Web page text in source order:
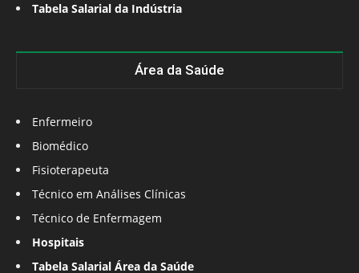
Tabela Salarial da Indústria
Área da Saúde
Enfermeiro
Biomédico
Fisioterapeuta
Técnico em Análises Clínicas
Técnico de Enfermagem
Hospitais
Tabela Salarial Área da Saúde